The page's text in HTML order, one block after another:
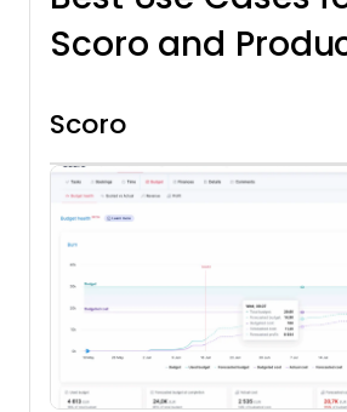
Scoro and
Scoro